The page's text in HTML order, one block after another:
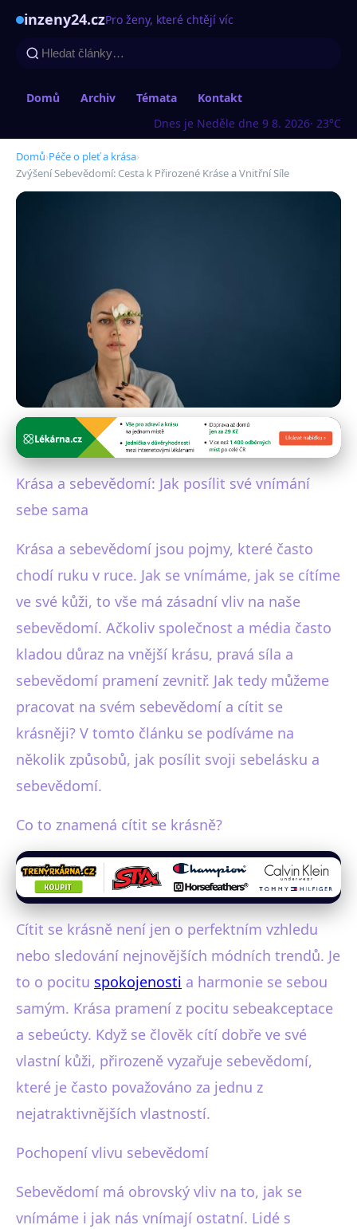
inzeny24.czPro ženy, které chtějí víc
Domů Archiv Témata
Kontakt
Dnes je Neděle dne 9 8. 2026· 23°C
Domů›Péče o pleť a krása›
Zvýšení Sebevědomí: Cesta k Přirozené Kráse a Vnitřní Síle
Péče o pleť a krása
Zvýšení Sebevědomí: Cesta k
Přirozené Kráse a Vnitřní Síle
Krása a sebevědomí: Jak posílit své vnímání
sebe sama
Krása a sebevědomí jsou pojmy, které často
chodí ruku v ruce. Jak se vnímáme, jak se cítíme
ve své kůži, to vše má zásadní vliv na naše
sebevědomí. Ačkoliv společnost a média často
kladou důraz na vnější krásu, pravá síla a
sebevědomí pramení zevnitř. Jak tedy můžeme
pracovat na svém sebevědomí a cítit se
krásněji? V tomto článku se podíváme na
několik způsobů, jak posílit svoji sebelásku a
sebevědomí.
Co to znamená cítit se krásně?
Cítit se krásně není jen o perfektním vzhledu
nebo sledování nejnovějších módních trendů. Je
to o pocitu spokojenosti a harmonie se sebou
samým. Krása pramení z pocitu sebeakceptace
a sebeúcty. Když se člověk cítí dobře ve své
vlastní kůži, přirozeně vyzařuje sebevědomí,
které je často považováno za jednu z
nejatraktivnějších vlastností.
Pochopení vlivu sebevědomí
Sebevědomí má obrovský vliv na to, jak se
vnímáme i jak nás vnímají ostatní. Lidé s